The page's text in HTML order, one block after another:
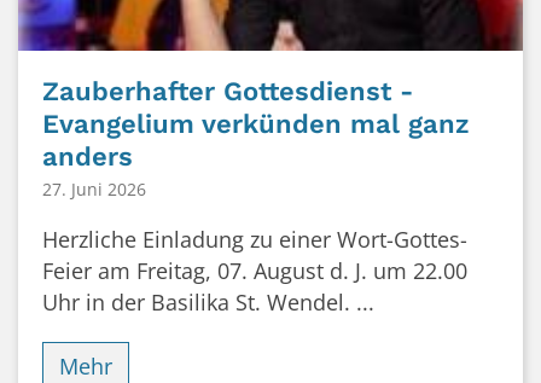
Zauberhafter Gottesdienst -
Evangelium verkünden mal ganz
anders
27. Juni 2026
Herzliche Einladung zu einer Wort-Gottes-
Feier am Freitag, 07. August d. J. um 22.00
Uhr in der Basilika St. Wendel. ...
Mehr